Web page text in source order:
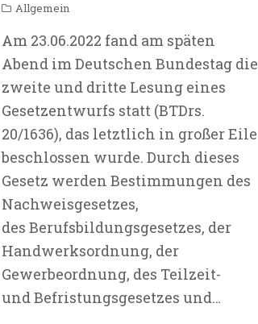
Allgemein
Am 23.06.2022 fand am späten
Abend im Deutschen Bundestag die
zweite und dritte Lesung eines
Gesetzentwurfs statt (BTDrs.
20/1636), das letztlich in großer Eile
beschlossen wurde. Durch dieses
Gesetz werden Bestimmungen des
Nachweisgesetzes,
des Berufsbildungsgesetzes, der
Handwerksordnung, der
Gewerbeordnung, des Teilzeit-
und Befristungsgesetzes und…